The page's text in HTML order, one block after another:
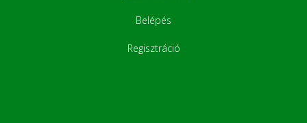
Belépés
Regisztráció